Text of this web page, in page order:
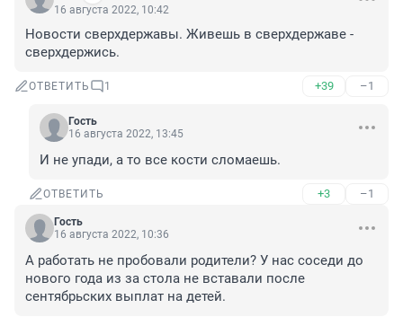
16 августа 2022, 10:42
Новости сверхдержавы. Живешь в сверхдержаве -
сверхдержись.
ОТВЕТИТЬ 1 +39 –1
Гость
16 августа 2022, 13:45
И не упади, а то все кости сломаешь.
ОТВЕТИТЬ +3 –1
Гость
16 августа 2022, 10:36
А работать не пробовали родители? У нас соседи до
нового года из за стола не вставали после
сентябрьских выплат на детей.